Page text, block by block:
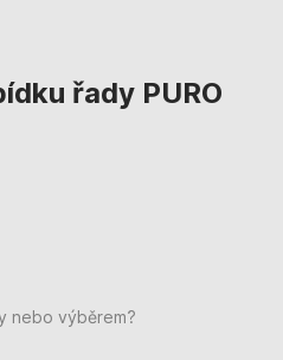
řady PURO
nebo výběrem?